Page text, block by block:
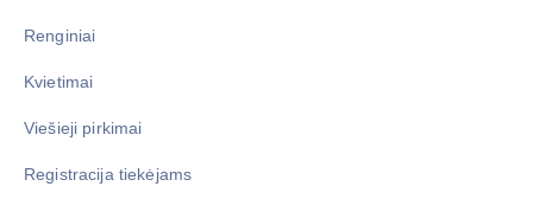
Renginiai
Kvietimai
Viešieji pirkimai
Registracija tiekėjams